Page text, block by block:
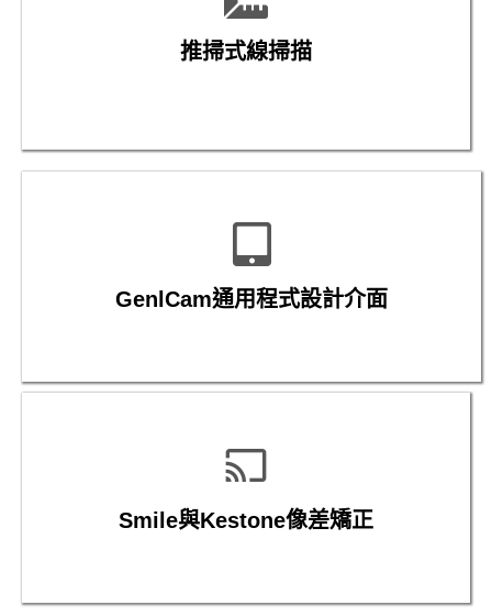
推掃式線掃描
GenlCam通用程式設計介面
Smile與Kestone像差矯正